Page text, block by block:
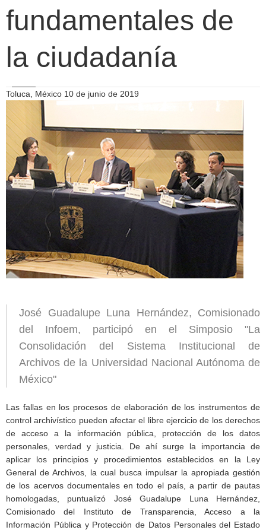
fundamentales de
la ciudadanía
Toluca, México 10 de junio de 2019
José Guadalupe Luna Hernández, Comisionado
del Infoem, participó en el Simposio "La
Consolidación del Sistema Institucional de
Archivos de la Universidad Nacional Autónoma de
México"
Las fallas en los procesos de elaboración de los instrumentos de
control archivístico pueden afectar el libre ejercicio de los derechos
de acceso a la información pública, protección de los datos
personales, verdad y justicia. De ahí surge la importancia de
aplicar los principios y procedimientos establecidos en la Ley
General de Archivos, la cual busca impulsar la apropiada gestión
de los acervos documentales en todo el país, a partir de pautas
homologadas, puntualizó José Guadalupe Luna Hernández,
Comisionado del Instituto de Transparencia, Acceso a la
Información Pública y Protección de Datos Personales del Estado